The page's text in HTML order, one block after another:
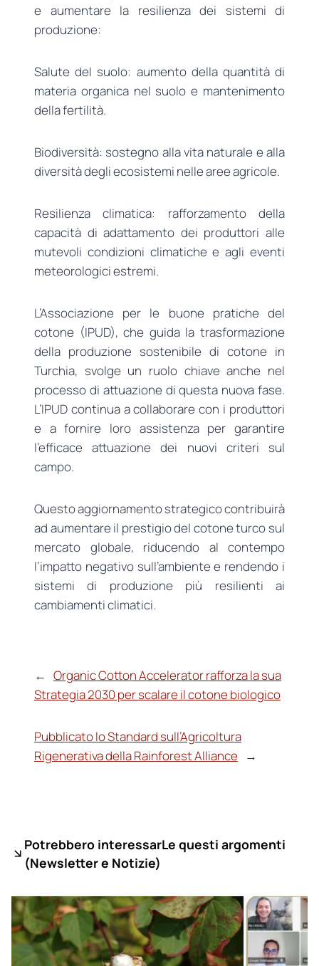
e aumentare la resilienza dei sistemi di
produzione:
Salute del suolo: aumento della quantità di
materia organica nel suolo e mantenimento
della fertilità.
Biodiversità: sostegno alla vita naturale e alla
diversità degli ecosistemi nelle aree agricole.
Resilienza climatica: rafforzamento della
capacità di adattamento dei produttori alle
mutevoli condizioni climatiche e agli eventi
meteorologici estremi.
L’Associazione per le buone pratiche del
cotone (IPUD), che guida la trasformazione
della produzione sostenibile di cotone in
Turchia, svolge un ruolo chiave anche nel
processo di attuazione di questa nuova fase.
L’IPUD continua a collaborare con i produttori
e a fornire loro assistenza per garantire
l’efficace attuazione dei nuovi criteri sul
campo.
Questo aggiornamento strategico contribuirà
ad aumentare il prestigio del cotone turco sul
mercato globale, riducendo al contempo
l’impatto negativo sull’ambiente e rendendo i
sistemi di produzione più resilienti ai
cambiamenti climatici.
← Organic Cotton Accelerator rafforza la sua
Strategia 2030 per scalare il cotone biologico
Pubblicato lo Standard sull’Agricoltura
Rigenerativa della Rainforest Alliance
→
Potrebbero interessarLe questi argomenti
(Newsletter e Notizie)